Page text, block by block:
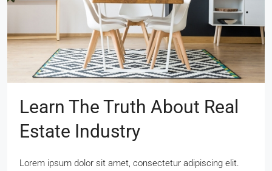
Learn The Truth About Real
Estate Industry
Lorem ipsum dolor sit amet, consectetur adipiscing elit.